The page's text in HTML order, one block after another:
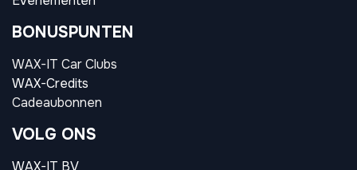
BONUSPUNTEN
WAX-IT Car Clubs
WAX-Credits
Cadeaubonnen
VOLG ONS
WAX-IT BV